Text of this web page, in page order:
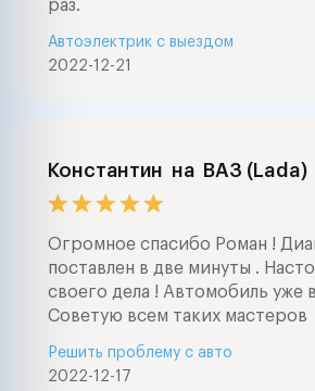
раз.
2022-12-21
Автоэлектрик с выездом
Константин на ВАЗ (Lada)
Огромное спасибо Роман !
поставлен в две минуты .
своего дела ! Автомобиль уже
Советую всем таких мастеров
2022-12-17
Решить проблему с авто